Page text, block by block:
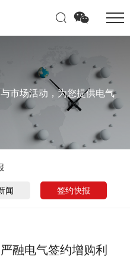
市场活动，为您提供电气
闻 签约快报
融电气签约增购利